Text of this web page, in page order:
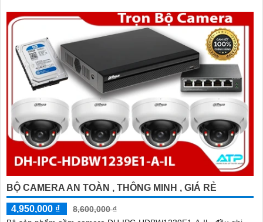
BỘ CAMERA AN TOÀN , THÔNG MINH , GIÁ RẺ
4,950,000 ₫
8,600,000 ₫